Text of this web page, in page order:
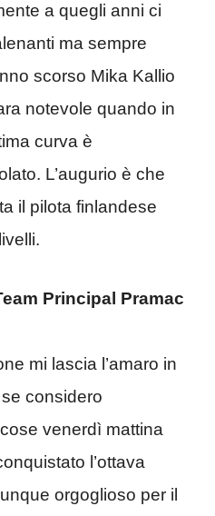
a quegli anni ci
ma sempre
scorso Mika Kallio
notevole quando in
curva è
L’augurio è che
il pilota finlandese
Principal Pramac
mi lascia l’amaro in
considero
venerdì mattina
l’ottava
orgoglioso per il